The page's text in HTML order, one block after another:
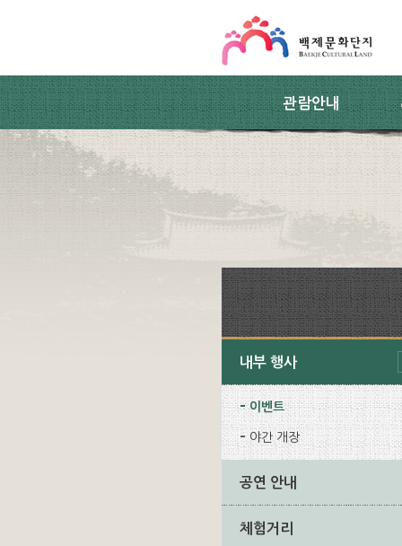
관람안내
내부 행사
이벤트
야간 개장
공연 안내
체험거리